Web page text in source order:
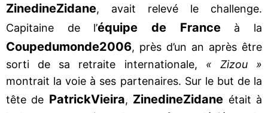
ZinedineZidane, avait relevé le challenge.
Capitaine de l’équipe de Franceà la
Coupedumonde2006, près d’un an après être
sorti de sa retraite internationale, « Zizou »
montrait la voie à ses partenaires. Sur le but de la
tête de PatrickVieira, ZinedineZidane était à